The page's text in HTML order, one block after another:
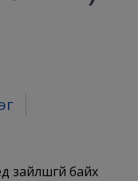
зайлшгүй байх